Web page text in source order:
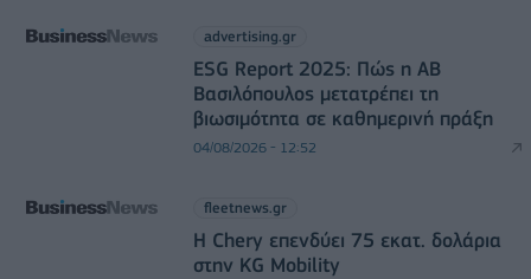
advertising.gr
ESG Report 2025: Πώς η ΑΒ
Βασιλόπουλος μετατρέπει τη
βιωσιμότητα σε καθημερινή πράξη
04/08/2026 - 12:52
fleetnews.gr
Η Chery επενδύει 75 εκατ. δολάρια
στην KG Mobility